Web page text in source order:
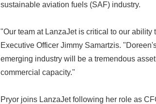
sustainable aviation fuels (SAF) industry.
"Our team at LanzaJet is critical to our
Executive Officer Jimmy Samartzis.
emerging industry will be a tremendous
commercial capacity."
Pryor joins LanzaJet following her role as